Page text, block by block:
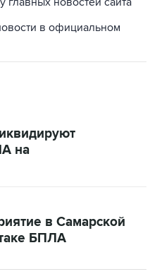
в официальном
на
в Самарской
БПЛА